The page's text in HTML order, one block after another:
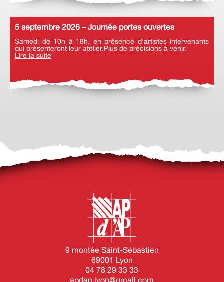
5 septembre 2026 – Journée portes ouvertes
Samedi de 10h à 18h, en présence d’artistes intervenants
qui présenteront leur atelier.Plus de précisions à venir.
Lire la suite
9 montée Saint-Sébastien
69001 Lyon
04 78 29 33 33
apdap.lyon@gmail.com